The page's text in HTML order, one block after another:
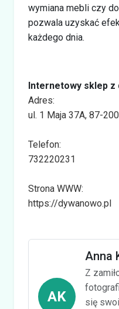
wymiana mebli czy
pozwala uzyskać
każdego dnia.
Internetowy sklep z
Adres:
ul. 1 Maja 37A, 87-
Telefon:
732220231
Strona WWW:
https://dywanowo.pl
AK
Anna
Z
się